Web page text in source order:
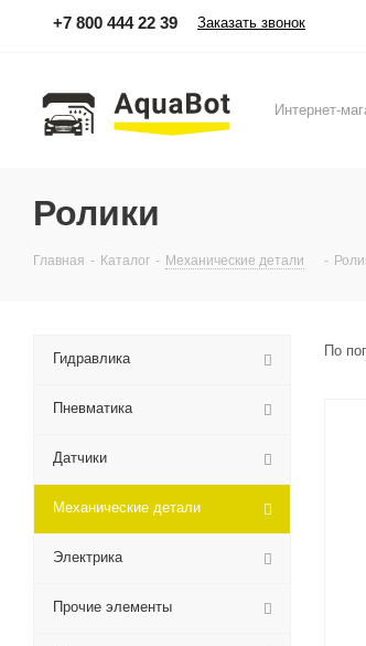
+7 800 444 22 39 Заказать звонок
Интернет-
Ролики
Главная - Каталог - Механические детали -
По
Гидравлика
Пневматика
Датчики
Механические детали
Электрика
Прочие элементы